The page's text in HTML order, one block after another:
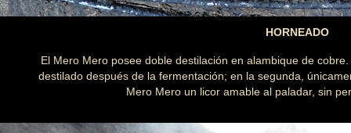
HORNEADO
El Mero Mero posee doble destilación en alambique de
destilado después de la fermentación; en la segunda,
Mero Mero un licor amable al paladar, sin